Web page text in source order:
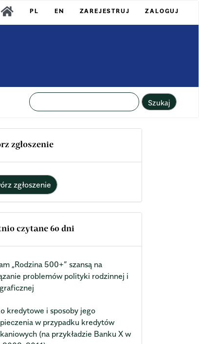
PL EN ZAREJESTRUJ ZALOGUJ
Szukaj
zgłoszenie
zgłoszenie
czytane 60 dni
„Rodzina 500+” szansą na
problemów polityki rodzinnej i
kredytowe i sposoby jego
w przypadku kredytów
(na przykładzie Banku X w